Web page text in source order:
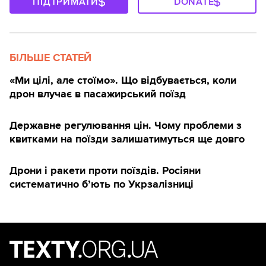
БІЛЬШЕ СТАТЕЙ
«Ми цілі, але стоїмо». Що відбувається, коли
дрон влучає в пасажирський поїзд
Державне регулювання цін. Чому проблеми з
квитками на поїзди залишатимуться ще довго
Дрони і ракети проти поїздів. Росіяни
систематично б’ють по Укрзалізниці